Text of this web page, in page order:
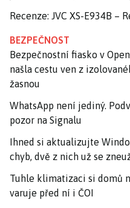
Recenze: JVC XS-E934B –
BEZPEČNOST
Bezpečnostní fiasko v
našla cestu ven z
žasnou
WhatsApp není jediný.
pozor na Signalu
Ihned si aktualizujte
chyb, dvě z nich už se
Tuhle klimatizaci si domů
varuje před ní i ČOI